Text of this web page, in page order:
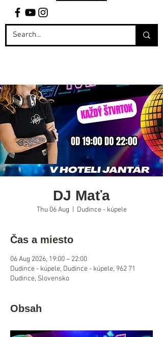
DJ Maťa
Thu 06 Aug Dudince - kúpele
Čas a miesto
06 Aug 2026, 19:00 – 22:00
Dudince - kúpele, Dudince - kúpele, 962 71
Dudince, Slovensko
Obsah